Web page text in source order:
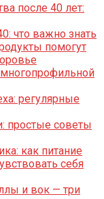
после 40 лет:
что важно знать
помогут
регулярные
простые советы
как питание
себя
и вок — три